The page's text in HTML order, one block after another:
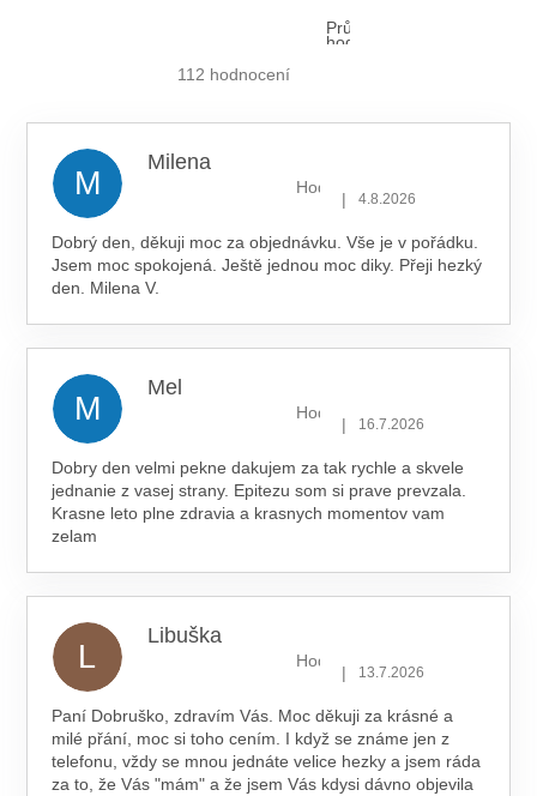
Průměrné
hodnocení
112 hodnocení
M
Milena
Hodnocení obchodu je 5 z 5
| 4.8.2026
Dobrý den, děkuji moc za objednávku. Vše je v pořádku.
Jsem moc spokojená. Ještě jednou moc diky. Přeji hezký
den. Milena V.
M
Mel
Hodnocení obchodu je 5 z 5
| 16.7.2026
Dobry den velmi pekne dakujem za tak rychle a skvele
jednanie z vasej strany. Epitezu som si prave prevzala.
Krasne leto plne zdravia a krasnych momentov vam
zelam
L
Libuška
Hodnocení obchodu je 5 z 5
| 13.7.2026
Paní Dobruško, zdravím Vás. Moc děkuji za krásné a
milé přání, moc si toho cením. I když se známe jen z
telefonu, vždy se mnou jednáte velice hezky a jsem ráda
za to, že Vás "mám" a že jsem Vás kdysi dávno objevila